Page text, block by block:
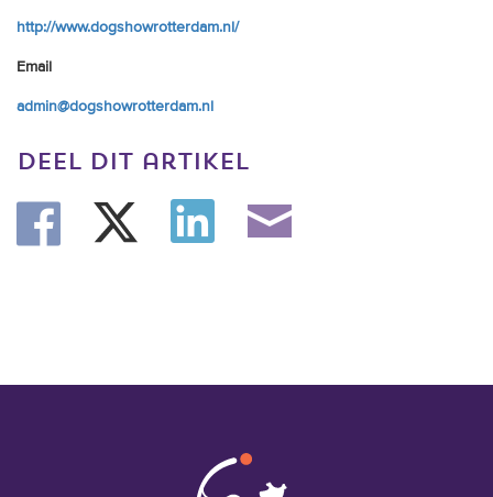
Inlog leden / officials
Over ons
Vacatures
http://www.dogshowrotterdam.nl/
Email
admin@dogshowrotterdam.nl
deel dit artikel